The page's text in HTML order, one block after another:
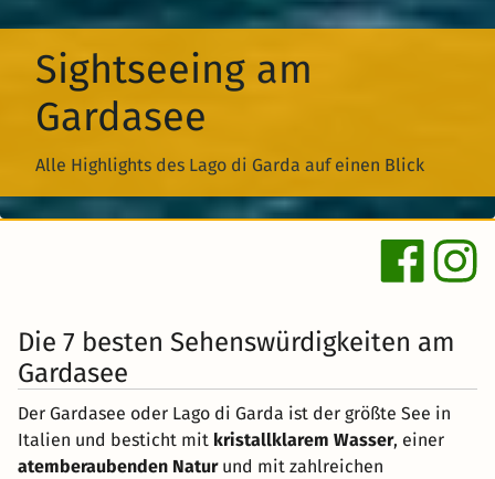
Sightseeing am
Gardasee
Alle Highlights des Lago di Garda auf einen Blick
Die 7 besten Sehenswürdigkeiten am
Gardasee
Der Gardasee oder Lago di Garda ist der größte See in
Italien und besticht mit kristallklarem Wasser, einer
atemberaubenden Naturund mit zahlreichen